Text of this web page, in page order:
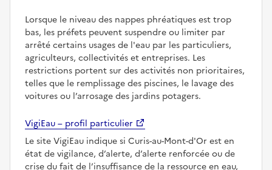
Lorsque le niveau des nappes phréatiques est trop
bas, les préfets peuvent suspendre ou limiter par
arrêté certains usages de l'eau par les particuliers,
agriculteurs, collectivités et entreprises. Les
restrictions portent sur des activités non prioritaires,
telles que le remplissage des piscines, le lavage des
voitures ou l’arrosage des jardins potagers.
VigiEau – profil particulier
Le site VigiEau indique si Curis-au-Mont-d'Or est en
état de vigilance, d’alerte, d’alerte renforcée ou de
crise du fait de l’insuffisance de la ressource en eau,